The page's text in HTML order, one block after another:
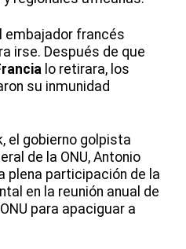
embajador francés
irse. Después de que
lo retirara, los
su inmunidad
el gobierno golpista
de la ONU, Antonio
plena participación de la
en la reunión anual de
para apaciguar a